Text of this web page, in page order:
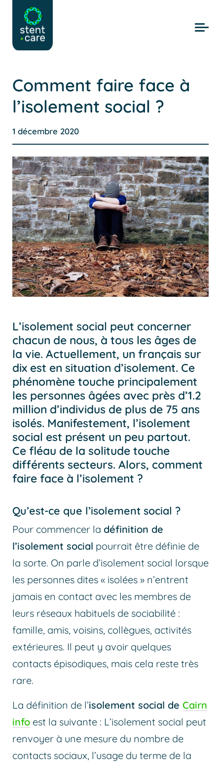
Skip to main content
Comment faire face à
l’isolement social ?
1 décembre 2020
L’isolement social peut concerner
chacun de nous, à tous les âges de
la vie. Actuellement, un français sur
dix est en situation d’isolement. Ce
phénomène touche principalement
les personnes âgées avec près d’1.2
million d’individus de plus de 75 ans
isolés. Manifestement, l’isolement
social est présent un peu partout.
Ce fléau de la solitude touche
différents secteurs. Alors, comment
faire face à l’isolement ?
Qu’est-ce que l’isolement social ?
Pour commencer la définition de
l’isolement social pourrait être définie de
la sorte. On parle d’isolement social lorsque
les personnes dites « isolées » n’entrent
jamais en contact avec les membres de
leurs réseaux habituels de sociabilité :
famille, amis, voisins, collègues, activités
extérieures. Il peut y avoir quelques
contacts épisodiques, mais cela reste très
rare.
La définition de l’isolement social de Cairn
info est la suivante : L’isolement social peut
renvoyer à une mesure du nombre de
contacts sociaux, l’usage du terme de la